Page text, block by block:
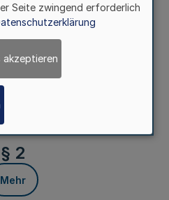
§ 1
des Landes Nordrhein-
Körperschaft des
§ 2
Mehr
Seite zwingend erforderlich
akzeptieren